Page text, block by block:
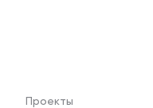
Проекты